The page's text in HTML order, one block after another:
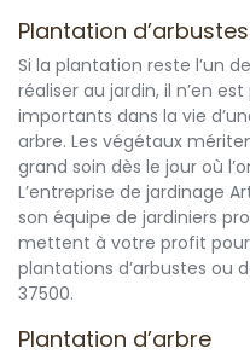
Plantation d’arbustes
Si la plantation reste l’un
réaliser au jardin, il n’en
importants dans la vie
arbre. Les végétaux
grand soin dès le jour où
L’entreprise de jardinage
son équipe de jardiniers
mettent à votre profit
plantations d’arbustes ou
37500.
Plantation d’arbre